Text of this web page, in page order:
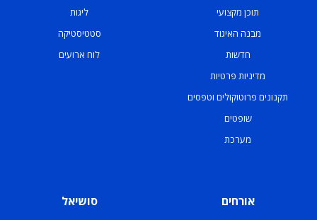
תוכן מקצועי
מבנה האיגוד
חדשות
מדיניות פרטיות
תקנונים פרוטוקולים וטפסים
שופטים
מערכת
ליגות
סטטיסטיקה
לוח ארועים
אורחים סושיאל